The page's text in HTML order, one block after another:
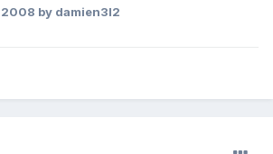
2008 by damien3l2